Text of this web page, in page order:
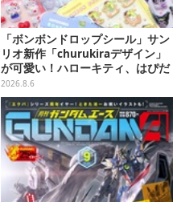
「ボンボンドロップシール」サン
リオ新作「churukiraデザイン」
が可愛い！ハローキティ、はぴだ
んぶいなど全8種類が順次展開
2026.8.6